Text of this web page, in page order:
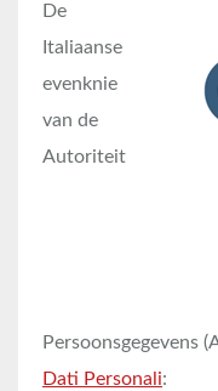
De
Italiaanse
evenknie
van de
Autoriteit
Persoonsgegevens
Dati Personali: